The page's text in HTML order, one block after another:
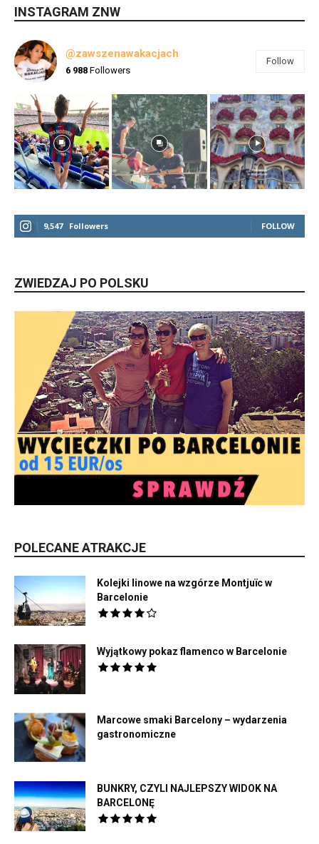
INSTAGRAM ZNW
@zawszenawakacjach
6 988 Followers
Follow
9,547 Followers FOLLOW
ZWIEDZAJ PO POLSKU
POLECANE ATRAKCJE
Kolejki linowe na wzgórze Montjuïc w
Barcelonie
Wyjątkowy pokaz flamenco w Barcelonie
Marcowe smaki Barcelony – wydarzenia
gastronomiczne
BUNKRY, CZYLI NAJLEPSZY WIDOK NA
BARCELONĘ